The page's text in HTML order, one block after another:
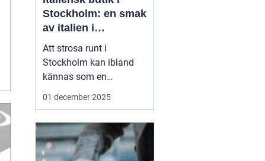
Stockholm: en smak
av italien i
huvudstaden
Att strosa runt i
Stockholm kan ibland
kännas som en
promenad genom
från olika länder smälter
samman och skapar en
01 december 2025